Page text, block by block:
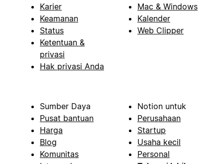
Karier
Keamanan
Status
Ketentuan &
privasi
Hak privasi Anda
Mac & Windows
Kalender
Web Clipper
Sumber Daya
Pusat bantuan
Harga
Blog
Komunitas
Notion untuk
Perusahaan
Startup
Usaha kecil
Personal